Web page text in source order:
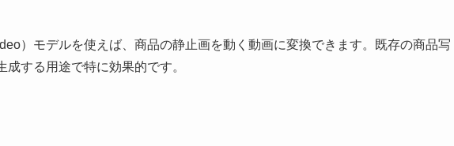
）モデルを使えば、商品の静止画を動く動画に変換できます。既存の商品写
する用途で特に効果的です。